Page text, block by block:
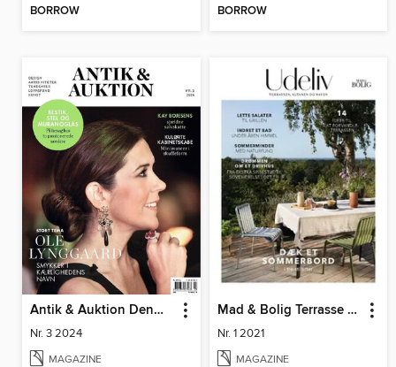
BORROW BORROW
Antik & Auktion Denmark
Nr. 3 2024
MAGAZINE
Mad & Bolig Terrasse og udeliv
Nr. 1 2021
MAGAZINE